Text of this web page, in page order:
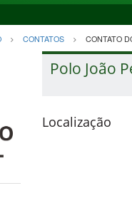
CONTATOS CONTATO
Polo João
Localização